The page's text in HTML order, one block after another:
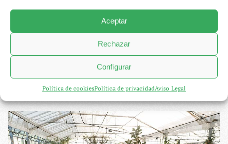
Aceptar
Rechazar
Configurar
Política de cookiesPolítica de privacidadAviso Legal
Más o menos, una por habitante.